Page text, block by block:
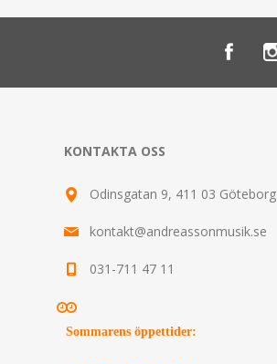
KONTAKTA OSS
Odinsgatan 9, 411 03 Göteborg
kontakt@andreassonmusik.se
031-711 47 11
Sommarens öppettider: